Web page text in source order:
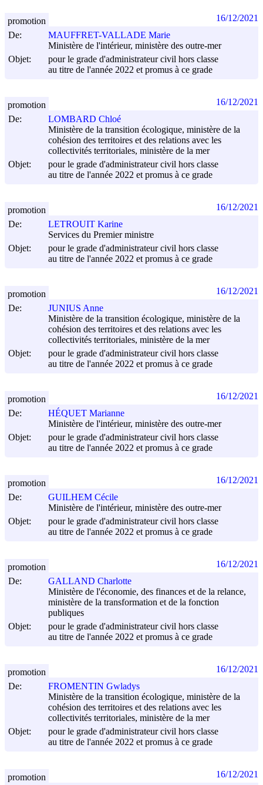
De:
MAUFFRET-VALLADE Marie
Ministère de l'intérieur, ministère des outre-mer
Objet:
pour le grade d'administrateur civil hors classe
au titre de l'année 2022 et promus à ce grade
promotion 16/12/2021
De:
LOMBARD Chloé
Ministère de la transition écologique, ministère de la
cohésion des territoires et des relations avec les
collectivités territoriales, ministère de la mer
Objet:
pour le grade d'administrateur civil hors classe
au titre de l'année 2022 et promus à ce grade
promotion 16/12/2021
De:
LETROUIT Karine
Services du Premier ministre
Objet:
pour le grade d'administrateur civil hors classe
au titre de l'année 2022 et promus à ce grade
promotion 16/12/2021
De:
JUNIUS Anne
Ministère de la transition écologique, ministère de la
cohésion des territoires et des relations avec les
collectivités territoriales, ministère de la mer
Objet:
pour le grade d'administrateur civil hors classe
au titre de l'année 2022 et promus à ce grade
promotion 16/12/2021
De:
HÉQUET Marianne
Ministère de l'intérieur, ministère des outre-mer
Objet:
pour le grade d'administrateur civil hors classe
au titre de l'année 2022 et promus à ce grade
promotion 16/12/2021
De:
GUILHEM Cécile
Ministère de l'intérieur, ministère des outre-mer
Objet:
pour le grade d'administrateur civil hors classe
au titre de l'année 2022 et promus à ce grade
promotion 16/12/2021
De:
GALLAND Charlotte
Ministère de l'économie, des finances et de la relance,
ministère de la transformation et de la fonction
publiques
Objet:
pour le grade d'administrateur civil hors classe
au titre de l'année 2022 et promus à ce grade
promotion 16/12/2021
De:
FROMENTIN Gwladys
Ministère de la transition écologique, ministère de la
cohésion des territoires et des relations avec les
collectivités territoriales, ministère de la mer
Objet:
pour le grade d'administrateur civil hors classe
au titre de l'année 2022 et promus à ce grade
promotion 16/12/2021
promotion 16/12/2021